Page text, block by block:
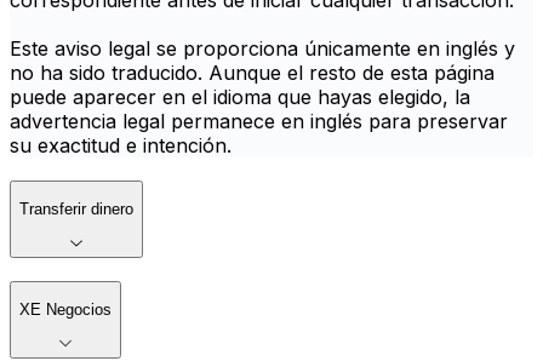
Este aviso legal se proporciona únicamente en inglés y
no ha sido traducido. Aunque el resto de esta página
puede aparecer en el idioma que hayas elegido, la
advertencia legal permanece en inglés para preservar
su exactitud e intención.
Transferir dinero
XE Negocios